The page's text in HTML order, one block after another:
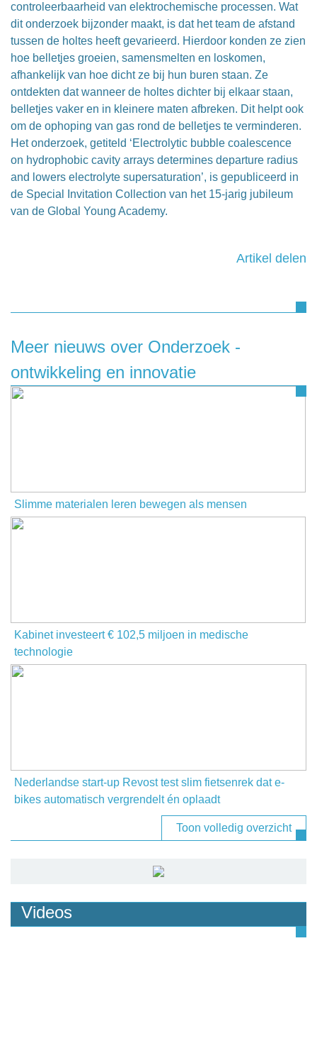
controleerbaarheid van elektrochemische processen. Wat
dit onderzoek bijzonder maakt, is dat het team de afstand
tussen de holtes heeft gevarieerd. Hierdoor konden ze zien
hoe belletjes groeien, samensmelten en loskomen,
afhankelijk van hoe dicht ze bij hun buren staan. Ze
ontdekten dat wanneer de holtes dichter bij elkaar staan,
belletjes vaker en in kleinere maten afbreken. Dit helpt ook
om de ophoping van gas rond de belletjes te verminderen.
Het onderzoek, getiteld ‘Electrolytic bubble coalescence
on hydrophobic cavity arrays determines departure radius
and lowers electrolyte supersaturation’, is gepubliceerd in
de Special Invitation Collection van het 15-jarig jubileum
van de Global Young Academy.
Artikel delen
Meer nieuws over Onderzoek -
ontwikkeling en innovatie
Slimme materialen leren bewegen als mensen
Kabinet investeert € 102,5 miljoen in medische
technologie
Nederlandse start-up Revost test slim fietsenrek dat e-
bikes automatisch vergrendelt én oplaadt
Toon volledig overzicht
Videos